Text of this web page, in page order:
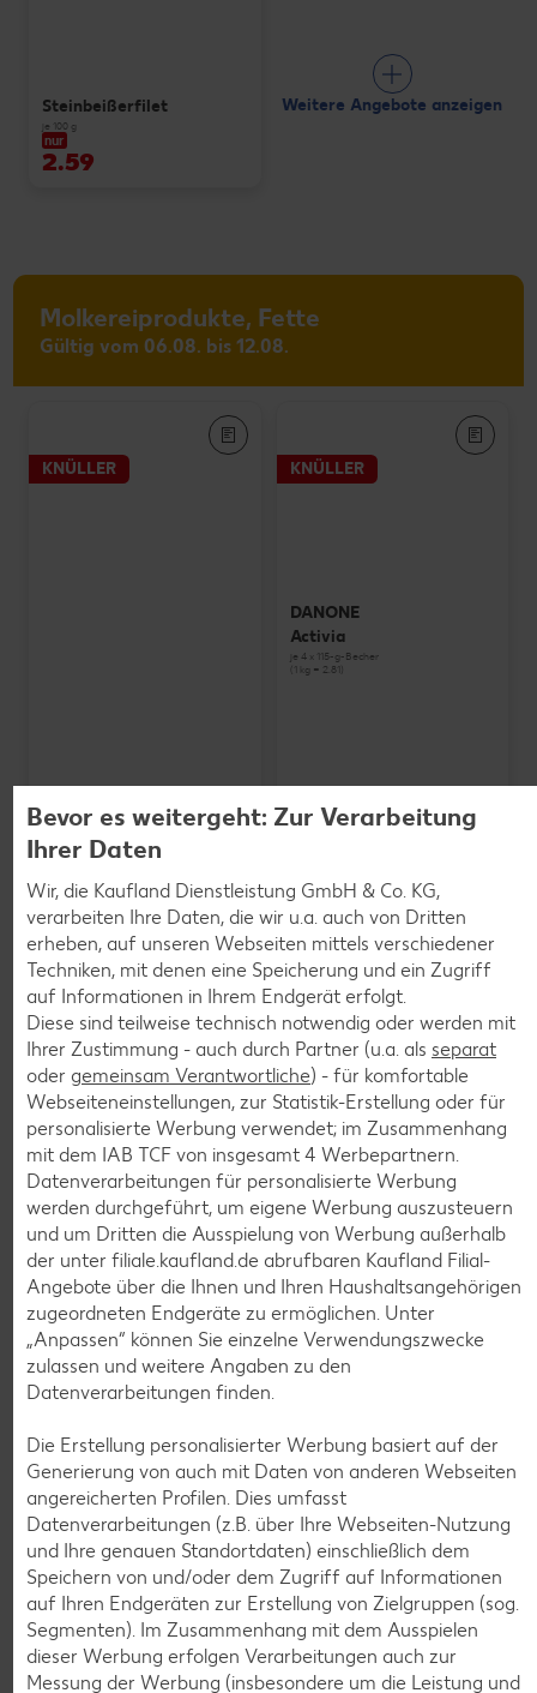
Steinbeißerfilet
je 100 g
nur
2.59
Weitere Angebote anzeigen
Molkereiprodukte, Fette
Gültig vom 06.08. bis 12.08.
KNÜLLER
SCHWARZWALDMILCH
Bioland frische Vollmilch,
3,8 % Fett
je 1-l-Packg.
nur
1.59
KNÜLLER
DANONE
Activia
je 4 x 115-g-Becher
(1 kg = 2.81)
nur
1.29
K-TAKE IT VEGGIE
Veganer Cocogurt vegan,
versch. Sorten
je 400-g-Becher
(1 kg = 3.23)
nur
1.29
Weitere Angebote anzeigen
Bevor es weitergeht: Zur Verarbeitung
Ihrer Daten
Wir, die Kaufland Dienstleistung GmbH & Co. KG,
verarbeiten Ihre Daten, die wir u.a. auch von Dritten
erheben, auf unseren Webseiten mittels verschiedener
Techniken, mit denen eine Speicherung und ein Zugriff
auf Informationen in Ihrem Endgerät erfolgt.
Diese sind teilweise technisch notwendig oder werden mit
Ihrer Zustimmung - auch durch Partner (u.a. als separat
oder gemeinsam Verantwortliche) - für komfortable
Webseiteneinstellungen, zur Statistik-Erstellung oder für
personalisierte Werbung verwendet; im Zusammenhang
mit dem IAB TCF von insgesamt 4 Werbepartnern.
Datenverarbeitungen für personalisierte Werbung
werden durchgeführt, um eigene Werbung auszusteuern
und um Dritten die Ausspielung von Werbung außerhalb
der unter filiale.kaufland.de abrufbaren Kaufland Filial-
Angebote über die Ihnen und Ihren Haushaltsangehörigen
zugeordneten Endgeräte zu ermöglichen. Unter
„Anpassen“ können Sie einzelne Verwendungszwecke
zulassen und weitere Angaben zu den
Datenverarbeitungen finden.
Die Erstellung personalisierter Werbung basiert auf der
Generierung von auch mit Daten von anderen Webseiten
angereicherten Profilen. Dies umfasst
Datenverarbeitungen (z.B. über Ihre Webseiten-Nutzung
und Ihre genauen Standortdaten) einschließlich dem
Speichern von und/oder dem Zugriff auf Informationen
auf Ihren Endgeräten zur Erstellung von Zielgruppen (sog.
Segmenten). Im Zusammenhang mit dem Ausspielen
dieser Werbung erfolgen Verarbeitungen auch zur
Messung der Werbung (insbesondere um die Leistung und